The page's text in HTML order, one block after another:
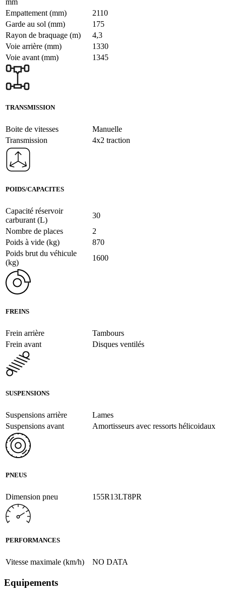
Empattement (mm)
2110
Garde au sol (mm)
175
Rayon de braquage (m)
4,3
Voie arrière (mm)
1330
Voie avant (mm)
1345
TRANSMISSION
Boite de vitesses
Manuelle
Transmission
4x2 traction
POIDS/CAPACITES
Capacité réservoir
carburant (L)
30
Nombre de places
2
Poids à vide (kg)
870
Poids brut du véhicule
(kg)
1600
FREINS
Frein arrière
Tambours
Frein avant
Disques ventilés
SUSPENSIONS
Suspensions arrière
Lames
Suspensions avant
Amortisseurs avec ressorts hélicoidaux
PNEUS
Dimension pneu 155R13LT8PR
PERFORMANCES
Vitesse maximale (km/h) NO DATA
Equipements